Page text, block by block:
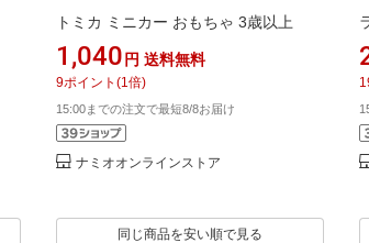
トミカ ミニカー おもちゃ 3歳以上
1,040 円 送料無料
9ポイント (1倍)
15:00までの注文で最短8/8お届け
ナミオオンラインストア
同じ商品を安い順で見る